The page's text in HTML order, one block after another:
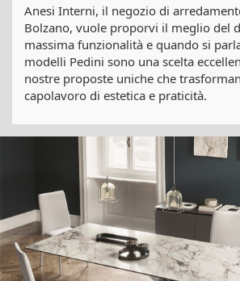
Anesi Interni, il negozio di
Bolzano, vuole proporvi il meglio del
massima funzionalità e quando si
modelli Pedini sono una scelta
nostre proposte uniche che
capolavoro di estetica e praticità.